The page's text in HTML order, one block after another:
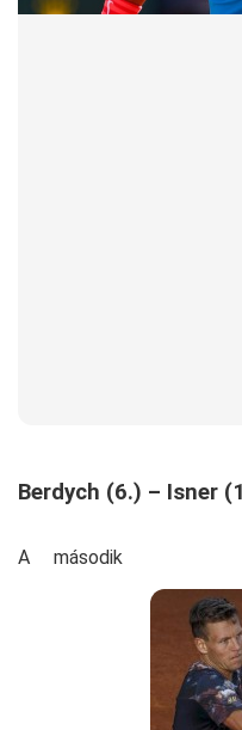
Berdych (6.) – Isner
A második